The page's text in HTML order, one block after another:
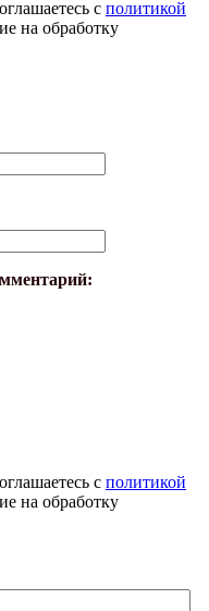
с политикой
на обработку
с политикой
на обработку